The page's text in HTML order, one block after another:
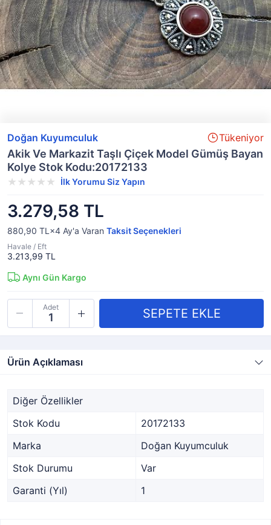
Doğan Kuyumculuk Tükeniyor
Akik Ve Markazit Taşlı Çiçek Model Gümüş Bayan
Kolye Stok Kodu:20172133
İlk Yorumu Siz Yapın
3.279,58 TL
880,90 TL×4 Ay'a Varan Taksit Seçenekleri
Havale / Eft
3.213,99 TL
Aynı Gün Kargo
Adet
Ürün Açıklaması
Diğer Özellikler
Stok Kodu
20172133
Marka
Doğan Kuyumculuk
Stok Durumu
Var
Garanti (Yıl)
1